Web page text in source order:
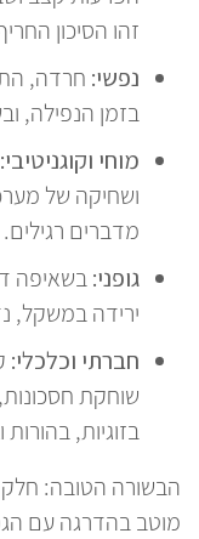
זהו הסיכון
נפשי: חרדה,
בזמן הנפילה,
מוחי וקוגניטיבי:
ושחיקה של
מדברים רגילים.
גופני:בשאיפה
ירידה במשקל,
חברתי וכלכלי:
שוחקת
בזוגיות, בהורות
הבשורה הטובה: חלק
מוטב בהדרגה עם